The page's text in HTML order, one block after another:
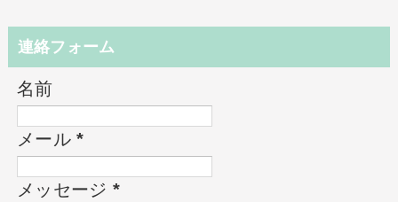
連絡フォーム
名前
メール*
メッセージ *